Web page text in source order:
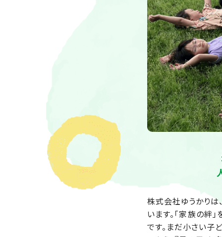
株式会社ゆうかりは
います。「家族の絆
です。まだ小さい子